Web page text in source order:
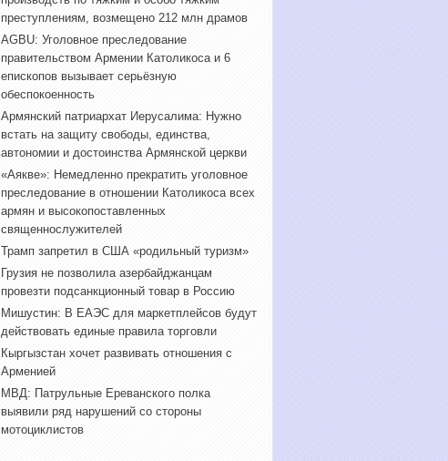
преступлениям, возмещено 212 млн драмов
АGBU: Уголовное преследование
правительством Армении Католикоса и 6
епископов вызывает серьёзную
обеспокоенность
Армянский патриархат Иерусалима: Нужно
встать на защиту свободы, единства,
автономии и достоинства Армянской церкви
«Аякве»: Немедленно прекратить уголовное
преследование в отношении Католикоса всех
армян и высокопоставленных
священнослужителей
Трамп запретил в США «родильный туризм»
Грузия не позволила азербайджанцам
провезти подсанкционный товар в Россию
Мишустин: В ЕАЭС для маркетплейсов будут
действовать единые правила торговли
Кыргызстан хочет развивать отношения с
Арменией
МВД: Патрульные Ереванского полка
выявили ряд нарушений со стороны
мотоциклистов